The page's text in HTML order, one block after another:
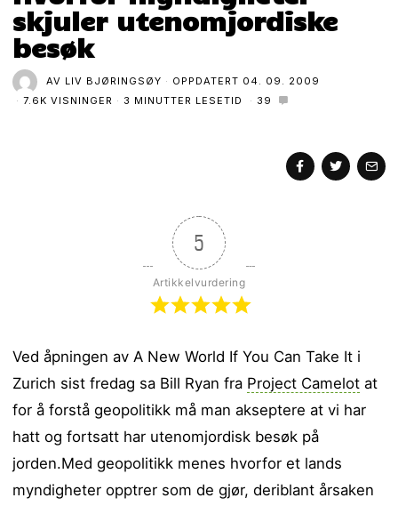
skjuler utenomjordiske
besøk
AV LIV BJØRINGSØY OPPDATERT 04. 09. 2009
7.6K VISNINGER
3 MINUTTER LESETID 39
5
Artikkelvurdering
Ved åpningen av A New World If You Can Take It i
Zurich sist fredag sa Bill Ryan fra Project Camelot at
for å forstå geopolitikk må man akseptere at vi har
hatt og fortsatt har utenomjordisk besøk på
jorden.Med geopolitikk menes hvorfor et lands
myndigheter opptrer som de gjør, deriblant årsaken